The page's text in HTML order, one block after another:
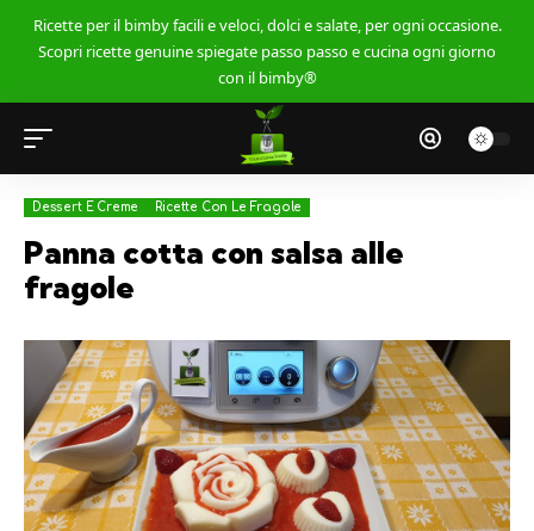
Ricette per il bimby facili e veloci, dolci e salate, per ogni occasione.
Scopri ricette genuine spiegate passo passo e cucina ogni giorno
con il bimby®
Dessert E Creme Ricette Con Le Fragole
Panna cotta con salsa alle
fragole